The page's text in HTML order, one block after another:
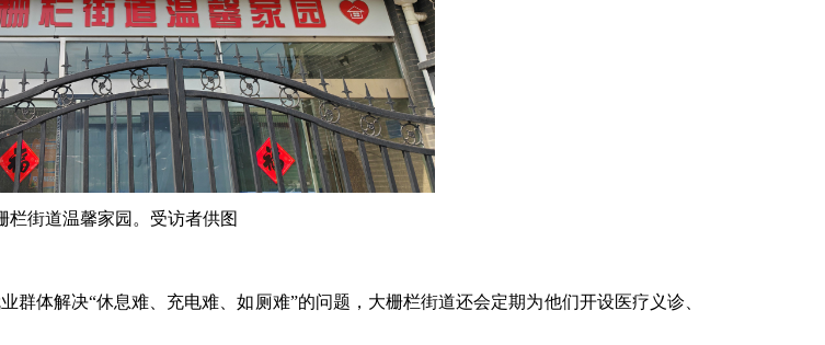
栏街道温馨家园。受访者供图
体解决“休息难、充电难、如厕难”的问题，大栅栏街道还会定期为他们开设医疗义诊、